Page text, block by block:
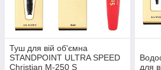
Туш для вій об'ємна
STANDPOINT ULTRA SPEED
Christian M-250 S
для